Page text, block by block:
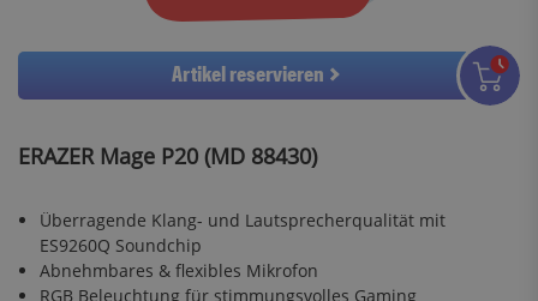
ERAZER Mage P20 (MD 88430)
Überragende Klang- und Lautsprecherqualität mit
ES9260Q Soundchip
Abnehmbares & flexibles Mikrofon
RGB Beleuchtung für stimmungsvolles Gaming
Artikel reservieren